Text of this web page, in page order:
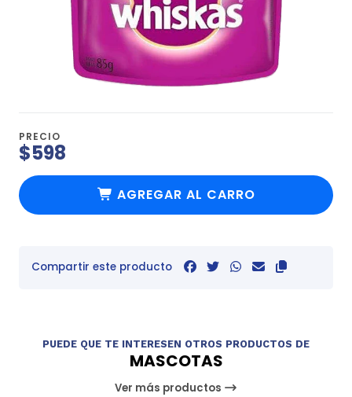
PRECIO
$598
AGREGAR AL CARRO
Compartir este producto
PUEDE QUE TE INTERESEN OTROS PRODUCTOS DE
MASCOTAS
Ver más productos